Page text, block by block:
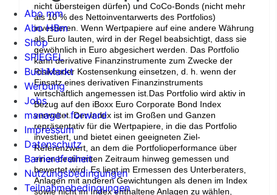
nicht übersteigen dürfen) und CoCo-Bonds (nicht mehr
als 10 % des Nettoinventarwerts des Portfolios)
investieren. Wenn Wertpapiere auf eine andere Währung
als Euro lauten, wird in der Regel beabsichtigt, dass sie
gewöhnlich in Euro abgesichert werden. Das Portfolio
kann derivative Finanzinstrumente zum Zwecke der
Risikooder Kostensenkung einsetzen, d. h. wenn der
Einsatz eines derivativen Finanzinstruments
wirtschaftlich angemessen ist.Das Portfolio wird aktiv in
Bezug auf den iBoxx Euro Corporate Bond Index
verwaltet. Der Index ist im Großen und Ganzen
repräsentativ für die Wertpapiere, in die das Portfolio
investiert, und bietet einen geeigneten Ziel-
Referenzwert, an dem die Portfolioperformance über
einen bestimmten Zeitraum hinweg gemessen und
bewertet wird. Es liegt im Ermessen des Unterberaters,
Anlagen mit anderen Gewichtungen als denen im Index
sowie nicht im Index enthaltene Anlagen zu wählen,
Abo mm
Abo HBm
Shop
SPIEGEL
BuchMarkt
Werbung
Jobs
manage › forward
Impressum
Datenschutz
Barrierefreiheit
Nutzungsbedingungen
Teilnahmebedingungen